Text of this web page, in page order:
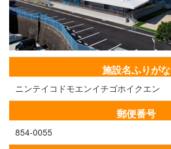
施設名ふりがな
ニンテイコドモエンイチゴホイクエン
郵便番号
854-0055